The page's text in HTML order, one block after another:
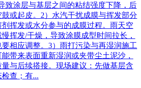
致涂层与基层之间的粘结强度下降，后
或起皮。2）水汽干扰成膜与挥发部分
挥发或水分参与的成膜过程。雨天空
挥发/干燥，导致涂膜成型时间拉长，
相应调整。3）雨打污染与再湿润施工
带来表面重新湿润或夹带尘土泥沙，
与后续搭接。现场建议：先做基层含
查；有...